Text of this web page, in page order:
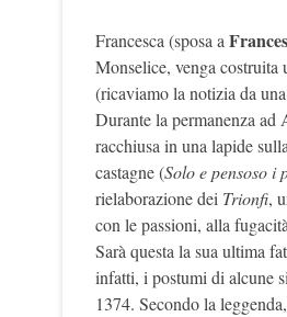
Francesca (sposa a
Monselice, venga costruita
(ricaviamo la notizia da
Durante la permanenza ad
racchiusa in una lapide
castagne (Solo e pensoso i
rielaborazione dei Trionfi,
con le passioni, alla
Sarà questa la sua ultima
infatti, i postumi di alcune
1374. Secondo la